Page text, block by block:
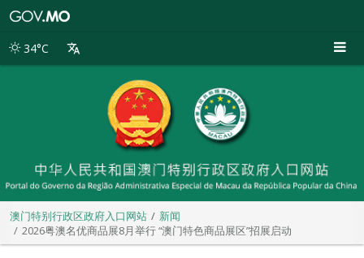
别
34°C
澳门特别行政区政府入口网站
新闻
2026粤澳名优商品展8月举行 “澳门特色商品展区”招展启动